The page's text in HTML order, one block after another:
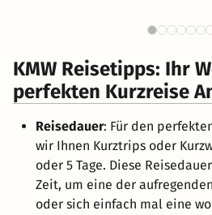
KMW Reisetipps: Ihr
perfekten Kurzreise
Reisedauer: Für den
wir Ihnen Kurztrips oder
oder 5 Tage. Diese
Zeit, um eine der
oder sich einfach mal eine